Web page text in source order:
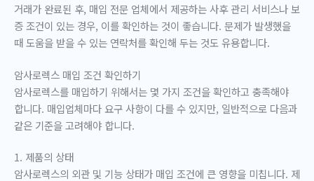
거래가 완료된 후, 매입 전문 업체에서 제공하는 사후 관리 서비스나 보
증 조건이 있는 경우, 이를 확인하는 것이 좋습니다. 문제가 발생했을
때 도움을 받을 수 있는 연락처를 확인해 두는 것도 유용합니다.
암사로렉스 매입 조건 확인하기
암사로렉스를 매입하기 위해서는 몇 가지 조건을 확인하고 충족해야
합니다. 매입업체마다 요구 사항이 다를 수 있지만, 일반적으로 다음과
같은 기준을 고려해야 합니다.
1. 제품의 상태
암사로렉스의 외관 및 기능 상태가 매입 조건에 큰 영향을 미칩니다. 제